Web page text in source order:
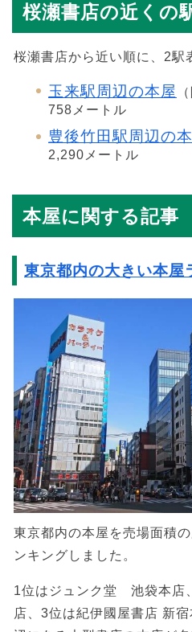
桜瀬書店の近くの
桜瀬書店から近い順に、2駅
玉来駅周辺の本屋
758メートル
豊後竹田駅周辺の
2,290メートル
本屋に関する記事
東京都内の大きい本屋
東京都内の本屋を売場面積
ンキングしました。
1位はジュンク堂 池袋本店
店、3位は紀伊國屋書店 新